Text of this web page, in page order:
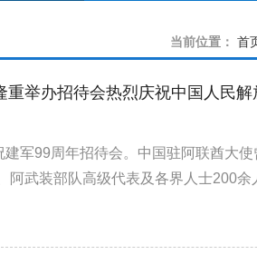
当前位置： 首
重举办招待会热烈庆祝中国人民
军99周年招待会。中国驻阿联酋大
阿武装部队高级代表及各界人士200余